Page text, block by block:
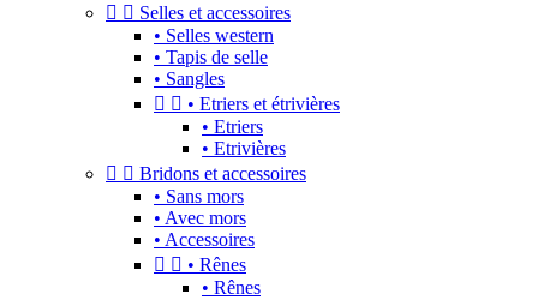
  Selles et accessoires
• Selles western
• Tapis de selle
• Sangles
  • Etriers et étrivières
• Etriers
• Etrivières
  Bridons et accessoires
• Sans mors
• Avec mors
• Accessoires
  • Rênes
• Rênes